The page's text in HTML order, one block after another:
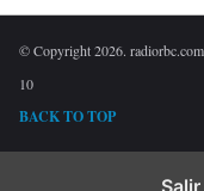
© Copyright 2026.
10
BACK TO TOP